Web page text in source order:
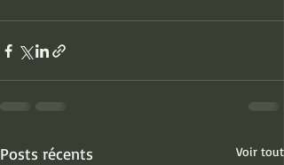
Posts récents Voir tout